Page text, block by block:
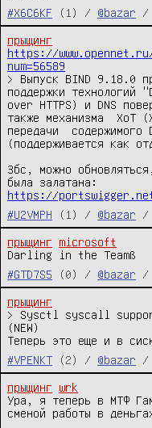
#X6C6KF
(1) / @bazar /
прыщинг
https://
num=56589
> Выпуск BIND 9.18.0
поддержки технологий
over HTTPS) и DNS
также механизма  XoT
передачи  содержимого
(поддерживается как
Збс, можно
https://
#U2VMPH
(1) / @bazar /
прыщинг
microsoft
Darling in the Teamß
#GTD7S5
(0) / @bazar /
прыщинг
> Sysctl syscall support
(NEW)
Теперь это еще и в
#VPENKT
(2) / @bazar /
прыщинг
wrk
Ура, я теперь в МТФ
сменой работы в